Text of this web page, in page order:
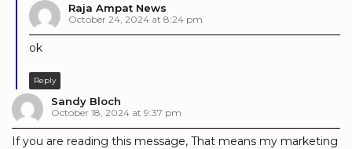
Raja Ampat News
October 24, 2024 at 8:24 pm
ok
Reply
Sandy Bloch
October 18, 2024 at 9:37 pm
If you are reading this message, That means my marketing